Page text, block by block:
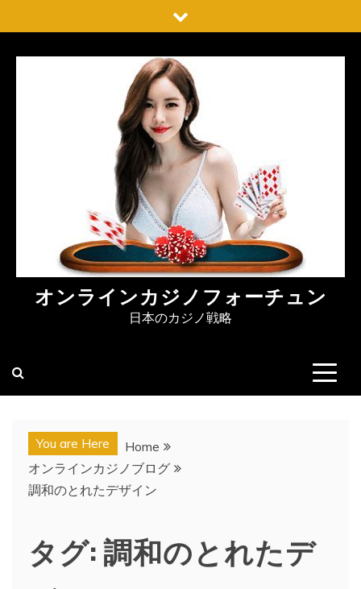
to
content
オンラインカジノフォーチュン
日本のカジノ戦略
You are Here
Home
オンラインカジノブログ
調和のとれたデザイン
タグ:調和のとれたデ